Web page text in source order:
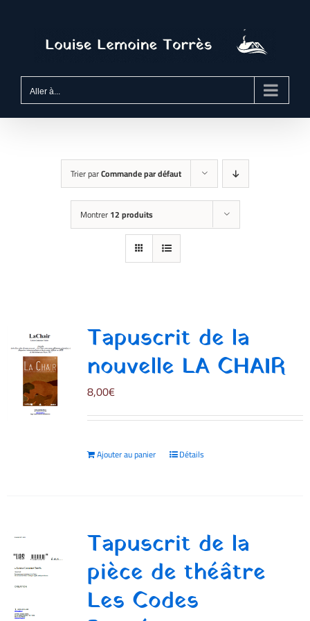
Aller à...
Trier parCommande par défaut
Montrer12 produits
Tapuscrit de la
nouvelle LA CHAIR
8,00€
Ajouter au panier Détails
Tapuscrit de la
pièce de théâtre
Les Codes